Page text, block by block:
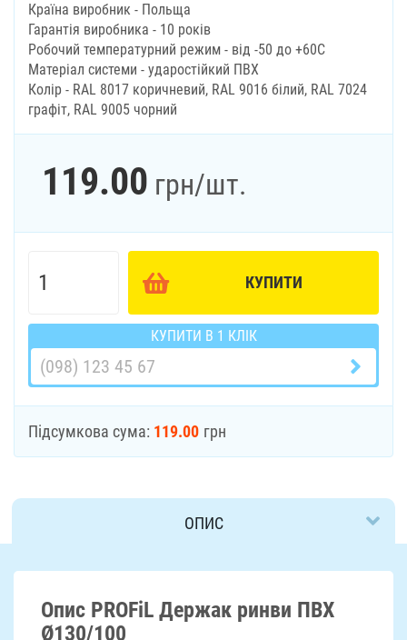
Країна виробник - Польща
Гарантія виробника - 10 років
Робочий температурний режим - від -50 до +60С
Матеріал системи - ударостійкий ПВХ
Колір - RAL 8017 коричневий, RAL 9016 білий, RAL 7024
графіт, RAL 9005 чорний
119.00 грн/шт.
КУПИТИ
КУПИТИ В 1 КЛІК
Підсумкова сума: 119.00 грн
ОПИС
ДОСТАВКА
Опис PROFiL Держак ринви ПВХ
Ø130/100